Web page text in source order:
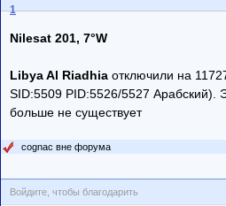
1
Nilesat 201, 7°W
Libya Al Riadhia отключили на
SID:5509 PID:5526/5527 Арабский).
больше не существует
cognac вне форума
Войдите, чтобы благодарить